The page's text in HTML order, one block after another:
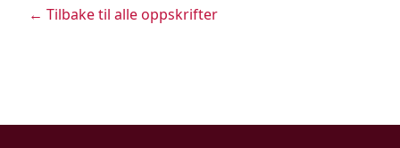
← Tilbake til alle oppskrifter